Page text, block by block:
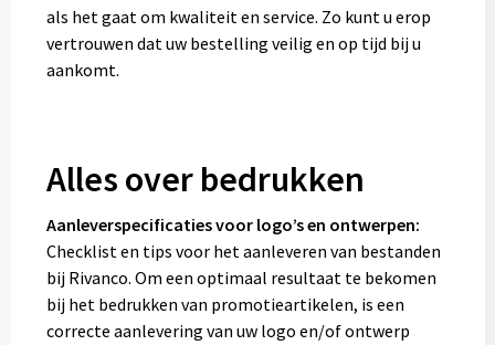
als het gaat om kwaliteit en service. Zo kunt u erop
vertrouwen dat uw bestelling veilig en op tijd bij u
aankomt.
Alles over bedrukken
Aanleverspecificaties voor logo’s en ontwerpen:
Checklist en tips voor het aanleveren van bestanden
bij Rivanco. Om een optimaal resultaat te bekomen
bij het bedrukken van promotieartikelen, is een
correcte aanlevering van uw logo en/of ontwerp